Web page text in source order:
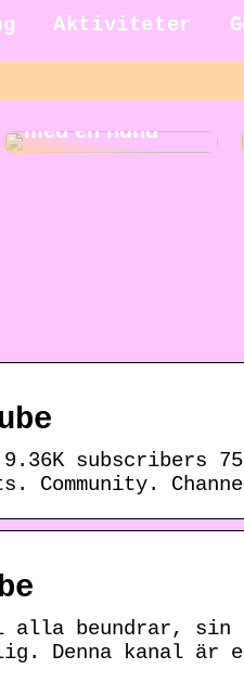
Aktiviteter
med en hund
9.36K subscribers
Community.
alla beundrar, sin
Denna kanal är